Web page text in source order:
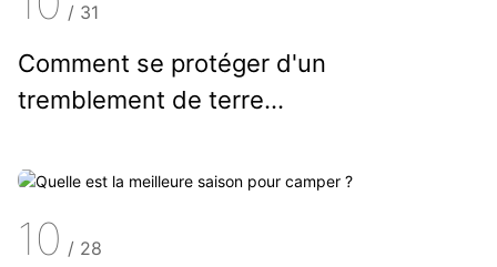
/ 31
Comment se protéger d'un
tremblement de terre...
10 / 28